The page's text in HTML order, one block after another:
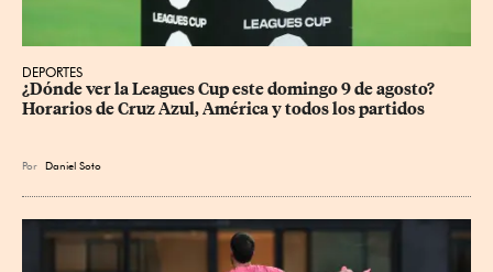
DEPORTES
¿Dónde ver la Leagues Cup este domingo 9 de agosto?
Horarios de Cruz Azul, América y todos los partidos
Por Daniel Soto